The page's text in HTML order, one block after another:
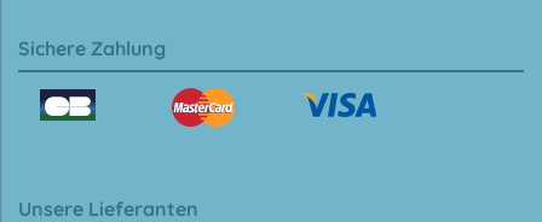
Sichere Zahlung
Unsere Lieferanten